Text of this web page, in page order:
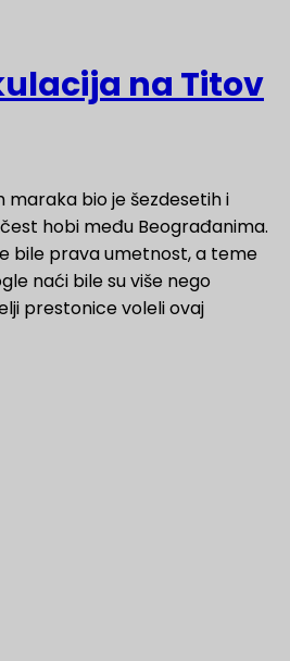
na Titov
maraka bio je šezdesetih i
hobi među Beograđanima.
bile prava umetnost, a teme
naći bile su više nego
prestonice voleli ovaj